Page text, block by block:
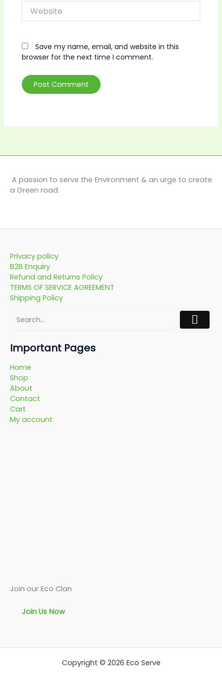
Website
Save my name, email, and website in this
browser for the next time I comment.
A passion to serve the Environment & an urge to create
a Green road.
Privacy policy
B2B Enquiry
Refund and Returns Policy
TERMS OF SERVICE AGREEMENT
Shipping Policy
Important Pages
Home
Shop
About
Contact
Cart
My account
Join our Eco Clan
Join Us Now
Copyright © 2026 Eco Serve